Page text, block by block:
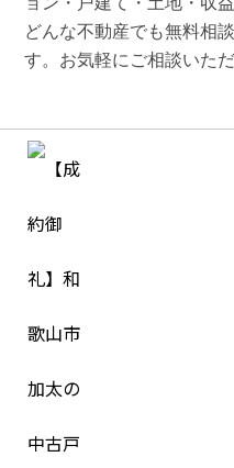
どんな不動産でも無料相
す。お気軽にご相談いた